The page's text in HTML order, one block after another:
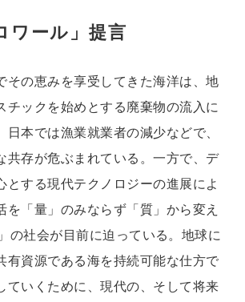
ワール」提言
その恵みを享受してきた海洋は、地
チックを始めとする廃棄物の流入に
日本では漁業就業者の減少などで、
共存が危ぶまれている。一方で、デ
とする現代テクノロジーの進展によ
を「量」のみならず「質」から変え
の社会が目前に迫っている。地球に
有資源である海を持続可能な仕方で
ていくために、現代の、そして将来